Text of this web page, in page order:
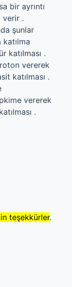
bir ayrıntı
verir .
şunlar
katılması .
vererek
katılması .
vererek
.
teşekkürler.